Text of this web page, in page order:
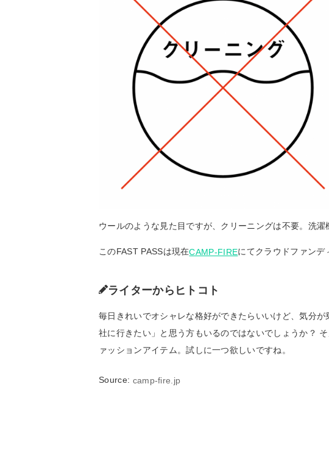
ウールのような見た目ですが、クリーニングは不要。洗濯
このFAST PASSは現在CAMP-FIREにてクラウドファンデ
ライターからヒトコト
毎日きれいでオシャレな格好ができたらいいけど、気分
社に行きたい」と思う方もいるのではないでしょうか？
ァッションアイテム。試しに一つ欲しいですね。
Source: camp-fire.jp